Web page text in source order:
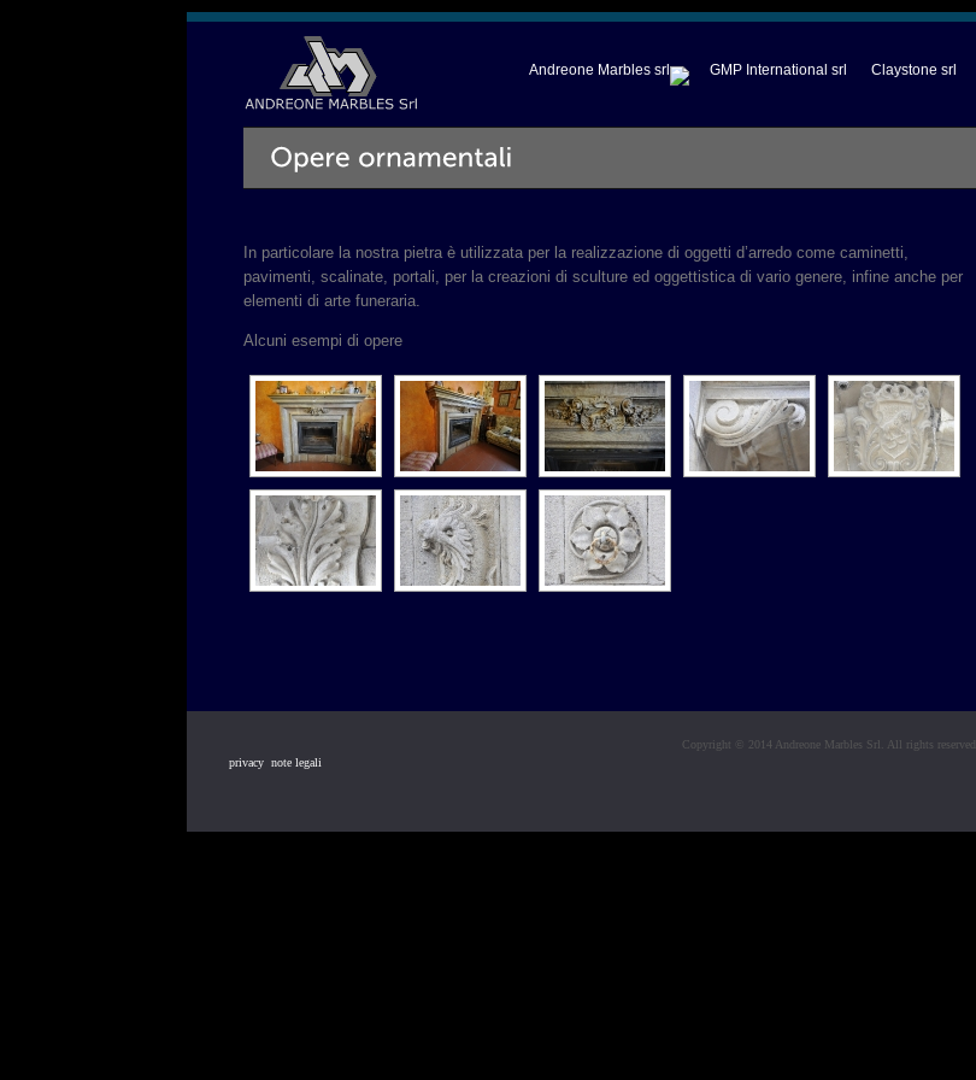
Andreone Marbles srl GMP International srl Claystone srl
In particolare la nostra pietra è utilizzata per la realizzazione di oggetti d’arredo come caminetti,
pavimenti, scalinate, portali, per la creazioni di sculture ed oggettistica di vario genere, infine anche per
elementi di arte funeraria.
Alcuni esempi di opere
Copyright © 2014 Andreone Marbles Srl. All rights reserved.
privacynote legali